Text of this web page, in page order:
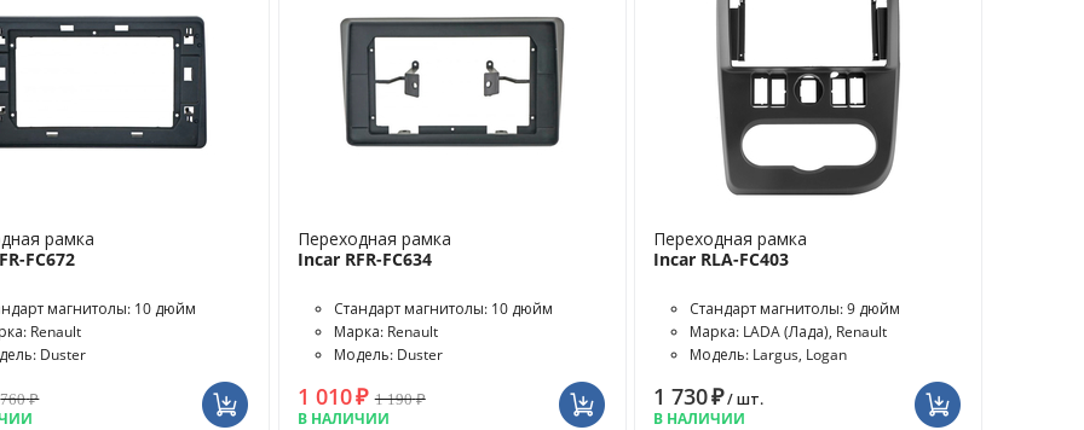
рамка
FC672
магнитолы: 10 дюйм
Renault
Duster
760₽
Переходная рамка
Incar RFR-FC634
Стандарт магнитолы: 10 дюйм
Марка: Renault
Модель: Duster
1 010₽ 1 190₽
В НАЛИЧИИ
Переходная рамка
Incar RLA-FC403
Стандарт магнитолы: 9 дюйм
Марка: LADA (Лада), Renault
Модель: Largus, Logan
1 730₽/ шт.
В НАЛИЧИИ